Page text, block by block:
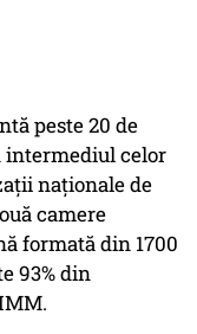
peste 20 de
intermediul celor
naţionale de
camere
formată din 1700
93% din